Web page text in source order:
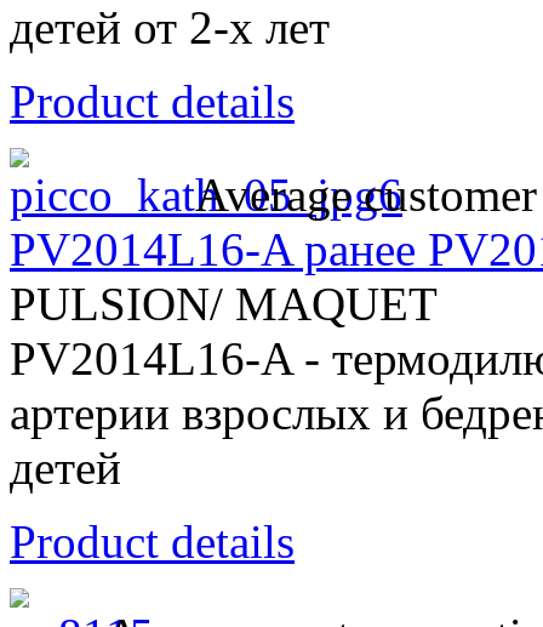
детей от 2-х лет
Product details
Average
PV2014L16-A ранее
PULSION/ MAQUET
PV2014L16-A -
артерии взрослых и
детей
Product details